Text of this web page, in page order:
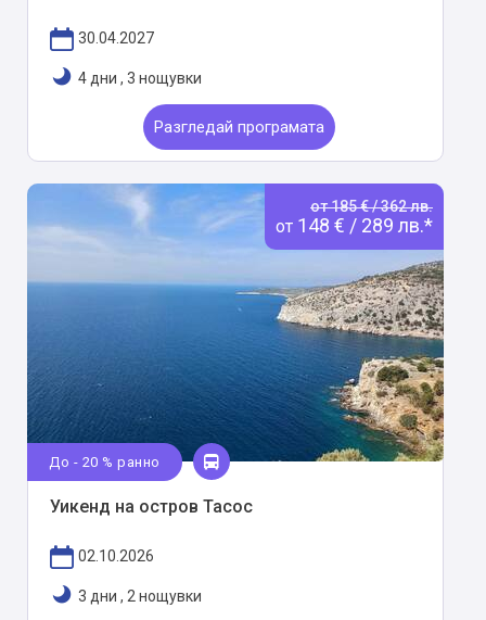
30.04.2027
4 дни , 3 нощувки
Разгледай програмата
от 185 € / 362 лв.
от 148 € / 289 лв.*
До - 20 % ранно
Уикенд на остров Тасос
02.10.2026
3 дни , 2 нощувки